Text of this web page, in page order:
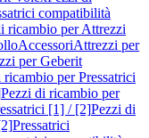
compatibilità
ricambio per Attrezzi
AccessoriAttrezzi per
per Geberit
ricambio per Pressatrici
Pezzi di ricambio per
[1] / [2]Pezzi di
Pressatrici